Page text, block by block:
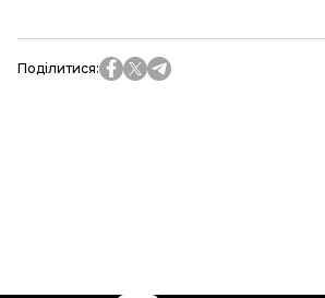
Поділитися: